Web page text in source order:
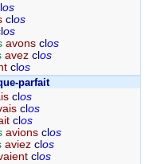
os
clos
os
avons clos
avez clos
clos
parfait
clos
clos
clos
avions clos
aviez clos
clos